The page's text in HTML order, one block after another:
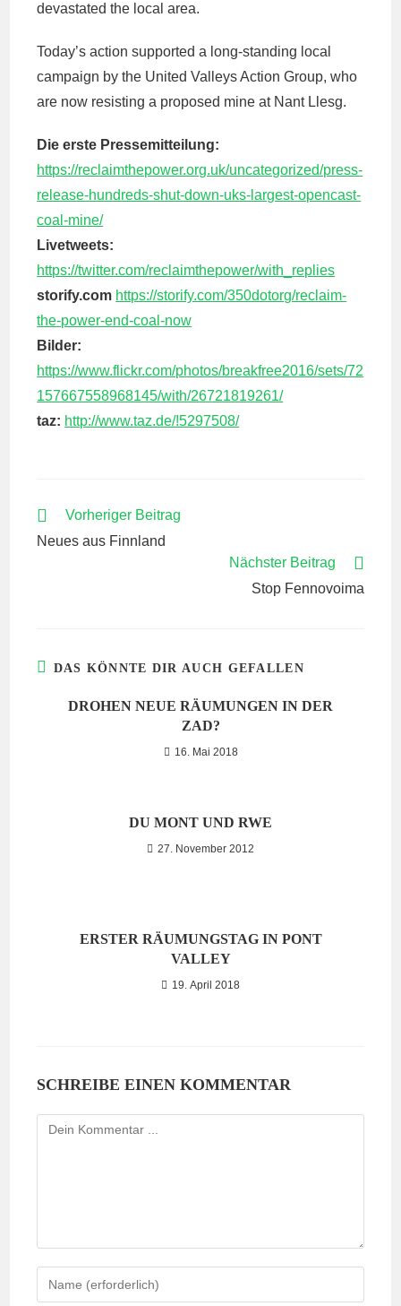
devastated the local area.
Today’s action supported a long-standing local
campaign by the United Valleys Action Group, who
are now resisting a proposed mine at Nant Llesg.
Die erste Pressemitteilung:
https://reclaimthepower.org.uk/uncategorized/press-
release-hundreds-shut-down-uks-largest-opencast-
coal-mine/
Livetweets:
https://twitter.com/reclaimthepower/with_replies
storify.com https://storify.com/350dotorg/reclaim-
the-power-end-coal-now
Bilder:
https://www.flickr.com/photos/breakfree2016/sets/72
157667558968145/with/26721819261/
taz: http://www.taz.de/!5297508/
WEITERE
ANSEHEN
Vorheriger Beitrag
Neues aus Finnland
Nächster Beitrag
Stop Fennovoima
DAS KÖNNTE DIR AUCH GEFALLEN
DROHEN NEUE RÄUMUNGEN IN DER
ZAD?
16. Mai 2018
DU MONT UND RWE
27. November 2012
ERSTER RÄUMUNGSTAG IN PONT
VALLEY
19. April 2018
SCHREIBE EINEN KOMMENTAR
Kommentieren
deinen